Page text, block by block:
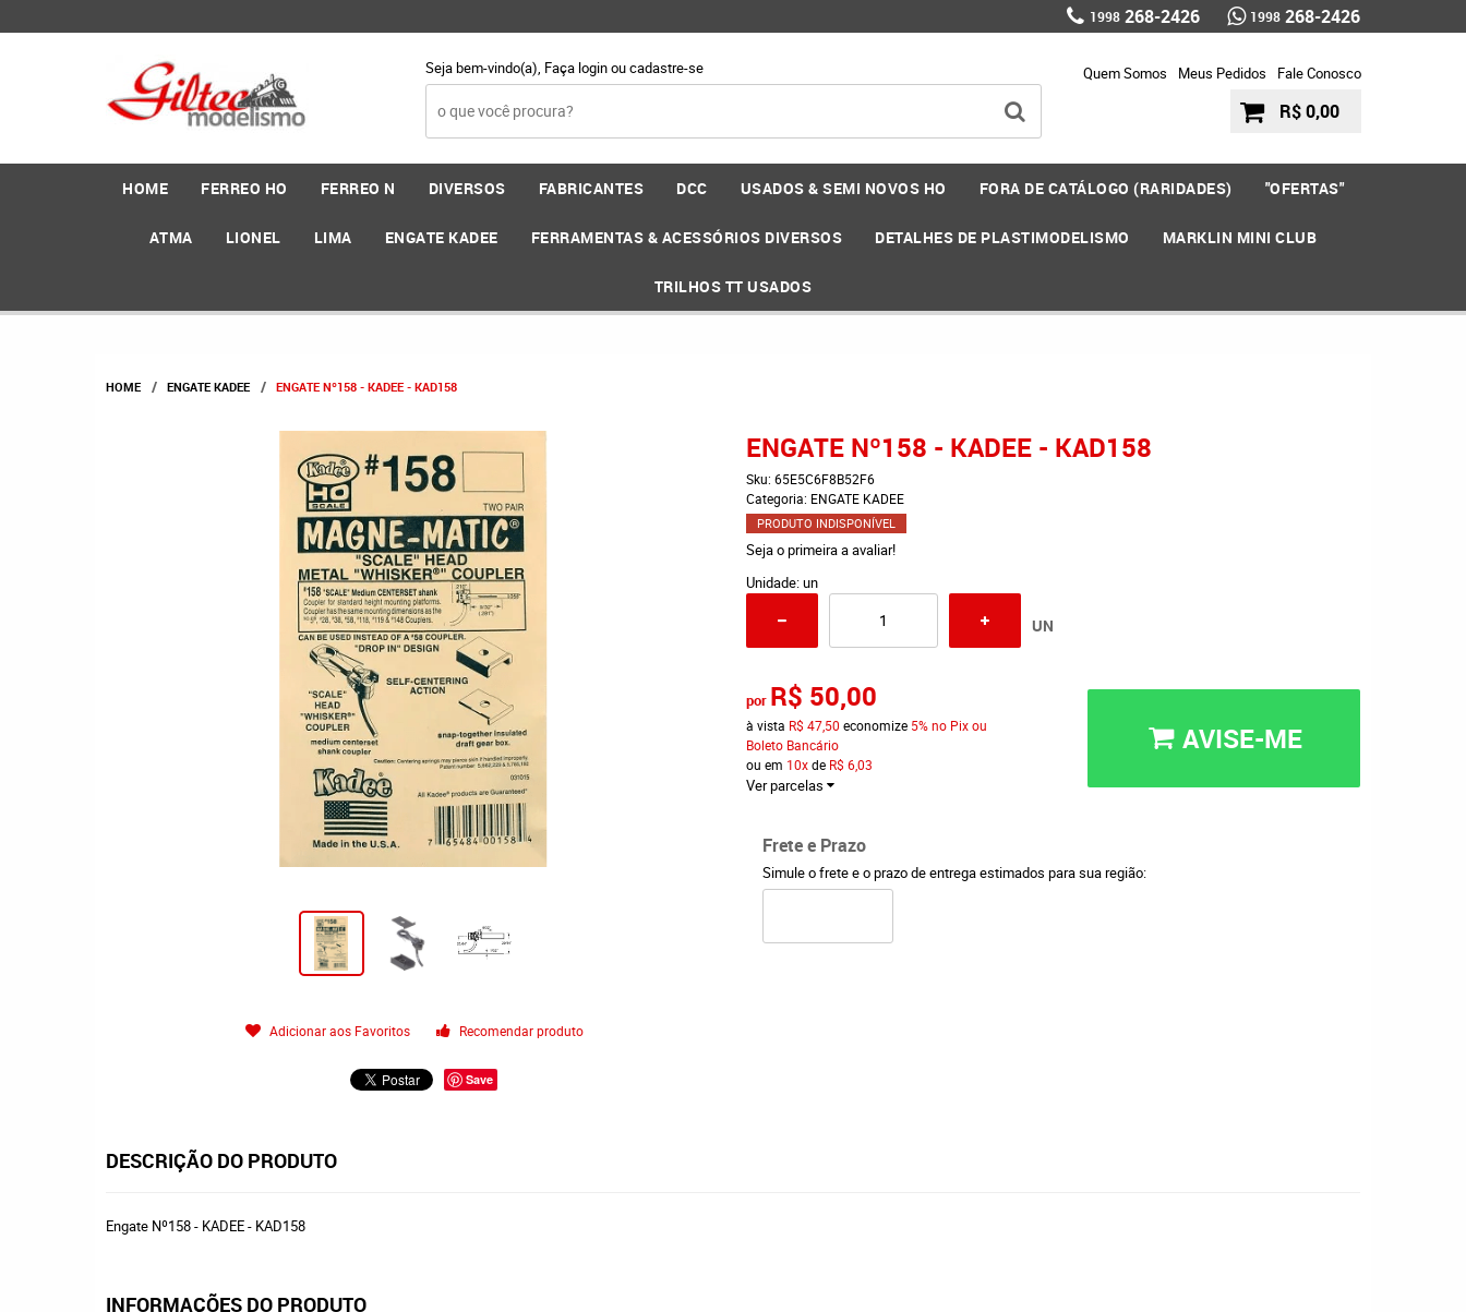
1998 268-2426 1998 268-2426
Seja bem-vindo(a), Faça loginoucadastre-se Quem Somos Meus Pedidos Fale Conosco
R$ 0,00
HOME FERREO HO FERREO N DIVERSOS FABRICANTES DCC USADOS & SEMI NOVOS HO FORA DE CATÁLOGO (RARIDADES) "OFERTAS"
ATMA LIONEL LIMA ENGATE KADEE FERRAMENTAS & ACESSÓRIOS DIVERSOS DETALHES DE PLASTIMODELISMO MARKLIN MINI CLUB
TRILHOS TT USADOS
HOME ENGATE KADEE ENGATE Nº158 - KADEE - KAD158
Adicionar aos Favoritos Recomendar produto
Save
ENGATE Nº158 - KADEE - KAD158
Sku: 65E5C6F8B52F6
Categoria: ENGATE KADEE
PRODUTO INDISPONÍVEL
Seja o primeira a avaliar!
Unidade: un
UN
por R$ 50,00
à vista R$ 47,50 economize 5% no Pix ou
Boleto Bancário
ou em 10xde R$ 6,03
Ver parcelas
AVISE-ME
Frete e Prazo
Simule o frete e o prazo de entrega estimados para sua região:
DESCRIÇÃO DO PRODUTO
Engate Nº158 - KADEE - KAD158
INFORMAÇÕES DO PRODUTO